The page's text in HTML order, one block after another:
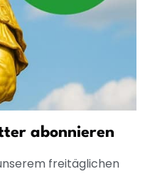
abonnieren
freitäglichen